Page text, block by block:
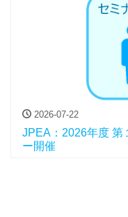
2026-07-22
JPEA：2026年度 第
ー開催